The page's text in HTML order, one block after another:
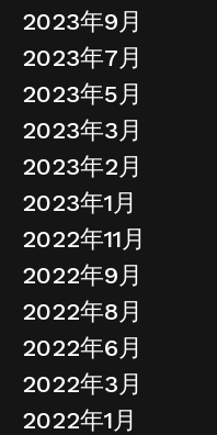
2023年9月
2023年7月
2023年5月
2023年3月
2023年2月
2023年1月
2022年11月
2022年9月
2022年8月
2022年6月
2022年3月
2022年1月